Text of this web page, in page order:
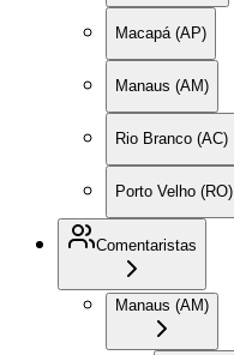
Macapá (AP)
Manaus (AM)
Rio Branco (AC)
Porto Velho (RO)
Comentaristas
Manaus (AM)